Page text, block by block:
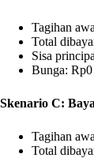
Tagihan
Total
Sisa
Bunga: Rp0
Skenario C:
Tagihan
Total